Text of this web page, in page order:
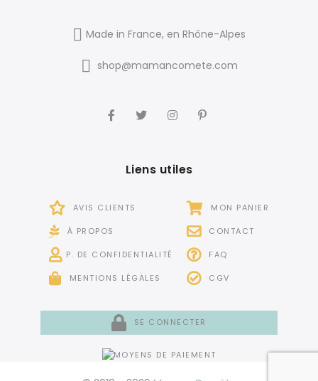
Made in France, en Rhône-Alpes
shop@mamancomete.com
Liens utiles
AVIS CLIENTS
À PROPOS
P. DE CONFIDENTIALITÉ
MENTIONS LÉGALES
MON PANIER
CONTACT
FAQ
CGV
SE CONNECTER